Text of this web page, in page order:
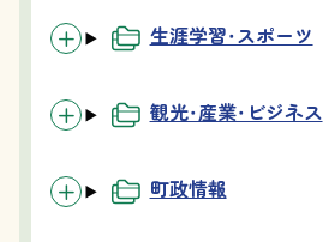
生涯学習・スポーツ
観光・産業・ビジネス
町政情報